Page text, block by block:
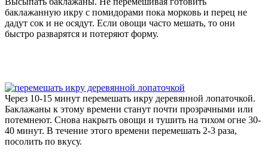
баклажанную икру с помидорами пока морковь и перец не
дадут сок и не осядут. Если овощи часто мешать, то они
быстро разварятся и потеряют форму.
Через 10-15 минут перемешать икру деревянной лопаточкой.
Баклажаны к этому времени станут почти прозрачными или
потемнеют. Снова накрыть овощи и тушить на тихом огне 30-
40 минут. В течение этого времени перемешать 2-3 раза,
посолить по вкусу.